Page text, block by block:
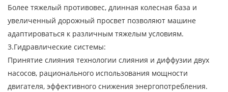
Более тяжелый противовес, длинная колесная база и
увеличенный дорожный просвет позволяют машине
адаптироваться к различным тяжелым условиям.
3.Гидравлические системы:
Принятие слияния технологии слияния и диффузии двух
насосов, рационального использования мощности
двигателя, эффективного снижения энергопотребления.